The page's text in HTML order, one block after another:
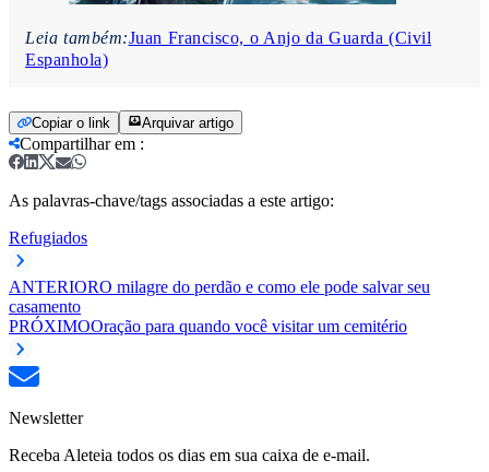
Leia também:Juan Francisco, o Anjo da Guarda (Civil
Espanhola)
Copiar o link Arquivar artigo
Compartilhar em :
As palavras-chave/tags associadas a este artigo:
Refugiados
ANTERIORO milagre do perdão e como ele pode salvar seu
casamento
PRÓXIMOOração para quando você visitar um cemitério
Newsletter
Receba Aleteia todos os dias em sua caixa de e-mail.